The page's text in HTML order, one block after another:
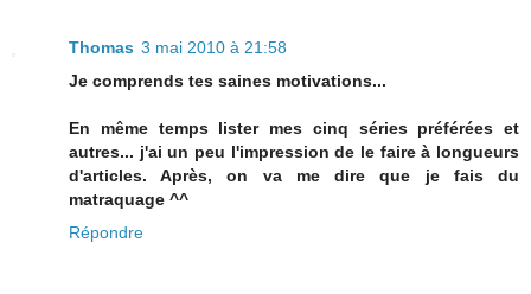
Thomas 3 mai 2010 à 21:58
Je comprends tes saines motivations...
En même temps lister mes cinq séries préférées et
autres... j'ai un peu l'impression de le faire à longueurs
d'articles. Après, on va me dire que je fais du
matraquage ^^
Répondre